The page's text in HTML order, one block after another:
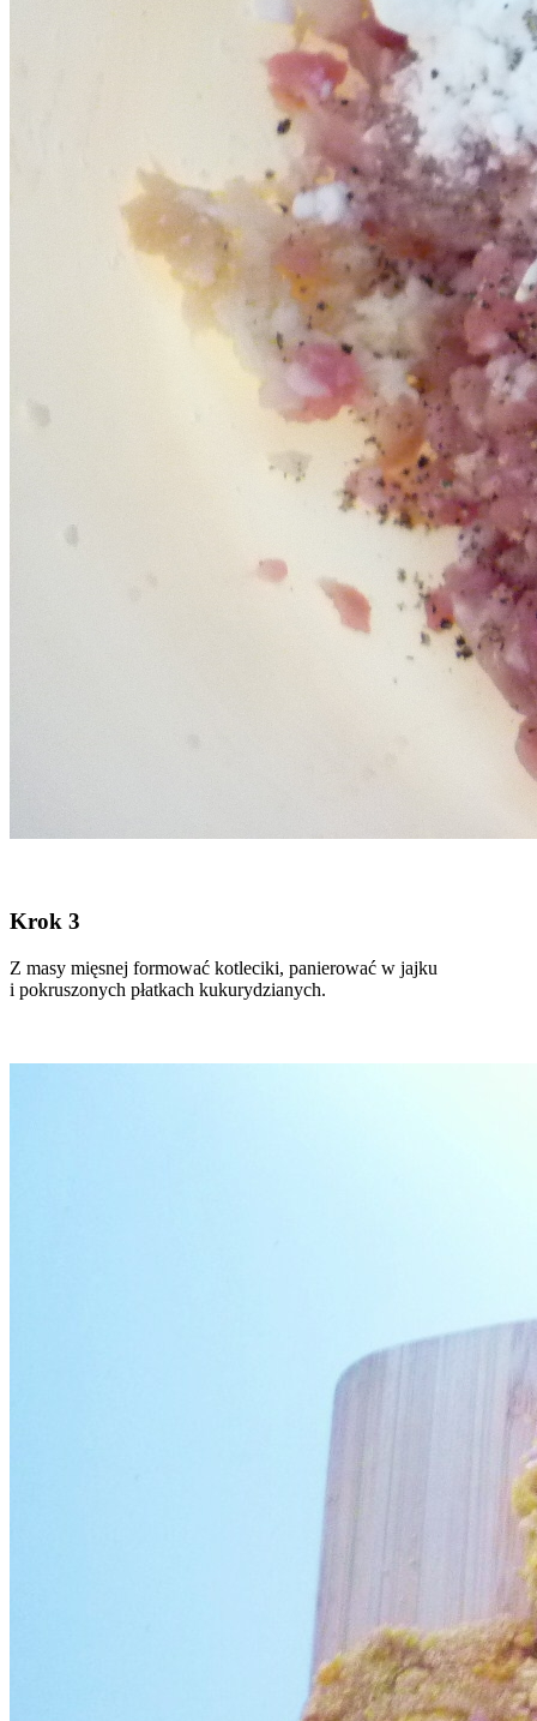
Krok 3
Z masy mięsnej formować kotleciki, panierować w jajku
i pokruszonych płatkach kukurydzianych.